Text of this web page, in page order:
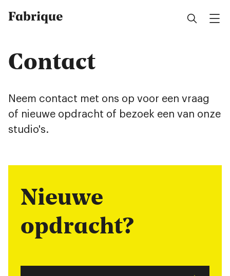
Fabrique
Contact
Neem contact met ons op voor een vraag
of nieuwe opdracht of bezoek een van onze
studio's.
Nieuwe
opdracht?